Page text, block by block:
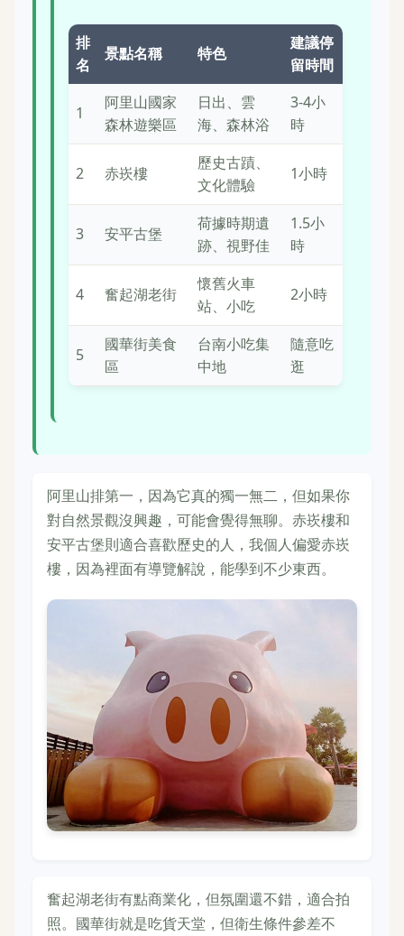
排
名
景點名稱 特色
建議停
留時間
1
阿里山國家
森林遊樂區
日出、雲
海、森林浴
3-4小
時
2 赤崁樓
歷史古蹟、
文化體驗
1小時
3 安平古堡
荷據時期遺
跡、視野佳
1.5小
時
4 奮起湖老街
懷舊火車
站、小吃
2小時
5
國華街美食
區
台南小吃集
中地
隨意吃
逛
阿里山排第一，因為它真的獨一無二，但如果你
對自然景觀沒興趣，可能會覺得無聊。赤崁樓和
安平古堡則適合喜歡歷史的人，我個人偏愛赤崁
樓，因為裡面有導覽解說，能學到不少東西。
奮起湖老街有點商業化，但氛圍還不錯，適合拍
照。國華街就是吃貨天堂，但衛生條件參差不